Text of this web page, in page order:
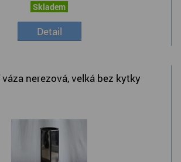
Skladem
Detail
nerezová, velká bez kytky